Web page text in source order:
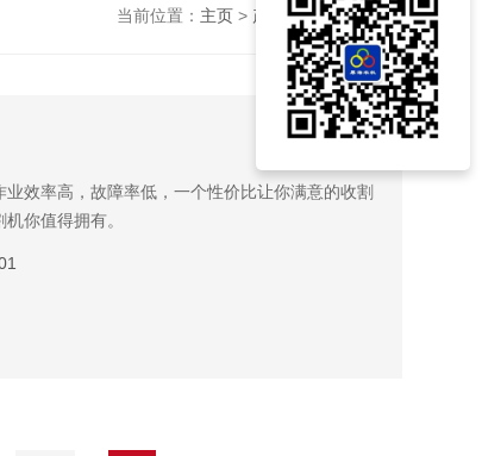
当前位置： 主页> 产品展示>收割机>
效率高，故障率低，一个性价比让你满意的收割
你值得拥有。